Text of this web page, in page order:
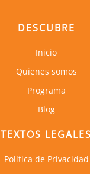
DESCUBRE
Inicio
Quienes somos
Programa
Blog
TEXTOS LEGALES
Política de Privacidad